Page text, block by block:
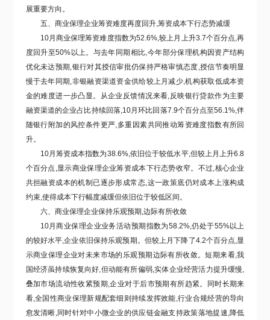
展重要方向。
五、商业保理企业筹资难度再度回升,筹资成本下行态势减缓
10月商业保理筹资难度指数为52.6%,较上月上升3.7个百分点,再
度回升至50%以上。与去年同期相比,今年部分保理机构因资产结构
优化未达预期,银行对其授信审批仍保持严格审慎态度,授信节奏明显
慢于去年同期,非银融资渠道资金供给较上月减少,机构获取低成本资
金的难度进一步凸显。从企业反馈情况来看,反映银行贷款作为主要
融资渠道的企业占比持续回落,10月环比回落7.9个百分点至56.1%,伴
随银行附加的风控条件更严,多重因素共同推动筹资难度指数有所回
升。
10月筹资成本指数为38.6%,依旧位于较低水平,但较上月上升6.8
个百分点,显示商业保理企业筹资成本下行态势收窄。不过,核心企业
共担融资成本的机制已逐步形成常态,这一政策底仍对成本上涨构成
约束,使得成本下行幅度减缓但依旧位于较低区间。
六、 商业保理企业保持乐观预期,边际有所收敛
10月商业保理企业业务活动预期指数为58.2%,仍处于55%以上
的较好水平,企业依旧保持乐观预期。但较上月下降了4.2个百分点,显
示商业保理企业对未来市场的乐观预期边际有所收敛。短期来看,我
国经济虽持续恢复向好,但动能有所偏弱,实体企业经营活力提升缓慢,
叠加市场流动性收紧预期,企业对于后市预期有所趋紧。
同时长期来
看,全国性商业保理新规配套细则持续发挥效能,行业合规经营的导向
愈发清晰,同时针对中小微企业的供应链金融支持政策落地提速,降低